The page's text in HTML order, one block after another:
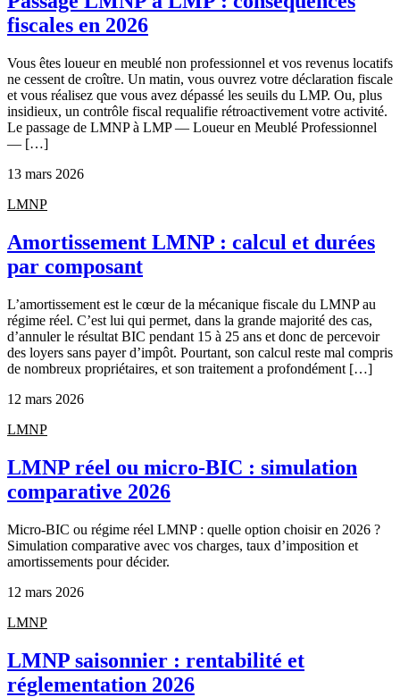
fiscales en 2026
Vous êtes loueur en meublé non professionnel et vos revenus locatifs
ne cessent de croître. Un matin, vous ouvrez votre déclaration fiscale
et vous réalisez que vous avez dépassé les seuils du LMP. Ou, plus
insidieux, un contrôle fiscal requalifie rétroactivement votre activité.
Le passage de LMNP à LMP — Loueur en Meublé Professionnel
— […]
13 mars 2026
LMNP
Amortissement LMNP : calcul et durées
par composant
L’amortissement est le cœur de la mécanique fiscale du LMNP au
régime réel. C’est lui qui permet, dans la grande majorité des cas,
d’annuler le résultat BIC pendant 15 à 25 ans et donc de percevoir
des loyers sans payer d’impôt. Pourtant, son calcul reste mal compris
de nombreux propriétaires, et son traitement a profondément […]
12 mars 2026
LMNP
LMNP réel ou micro-BIC : simulation
comparative 2026
Micro-BIC ou régime réel LMNP : quelle option choisir en 2026 ?
Simulation comparative avec vos charges, taux d’imposition et
amortissements pour décider.
12 mars 2026
LMNP
LMNP saisonnier : rentabilité et
réglementation 2026